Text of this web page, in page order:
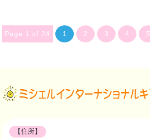
Page 1 of 24 1 2 3 4 5
【住所】